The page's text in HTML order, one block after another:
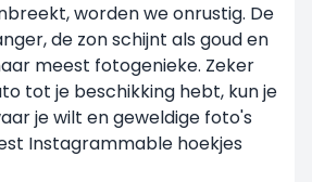
worden we onrustig. De
de zon schijnt als goud en
meest fotogenieke. Zeker
tot je beschikking hebt, kun je
je wilt en geweldige foto's
Instagrammable hoekjes